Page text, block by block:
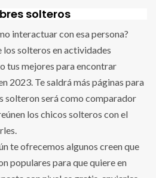
solteros
interactuar con esa persona?
los solteros en actividades
tus mejores para encontrar
2023. Te saldrá más páginas para
solteron será como comparador
los chicos solteros con el
te ofrecemos algunos creen que
populares para que quiere en